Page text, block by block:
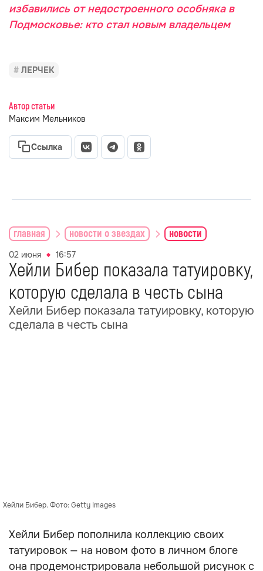
избавились от недостроенного особняка в
Подмосковье: кто стал новым владельцем
ЛЕРЧЕК
Автор статьи
Максим Мельников
Ссылка
главная новости о звездах новости
02 июня 16:57
Хейли Бибер показала татуировку,
которую сделала в честь сына
Хейли Бибер показала татуировку, которую
сделала в честь сына
Хейли Бибер. Фото: Getty Images
Хейли Бибер пополнила коллекцию своих
татуировок — на новом фото в личном блоге
она продемонстрировала небольшой рисунок с